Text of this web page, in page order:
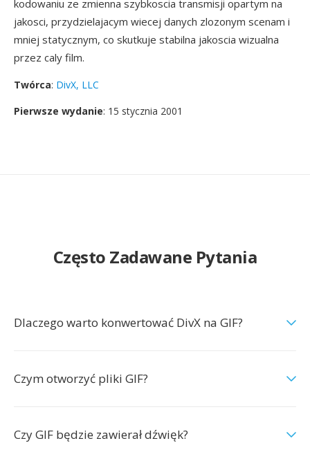
kodowaniu ze zmienna szybkoscia transmisji opartym na
jakosci, przydzielajacym wiecej danych zlozonym scenam i
mniej statycznym, co skutkuje stabilna jakoscia wizualna
przez caly film.
Twórca: DivX, LLC
Pierwsze wydanie: 15 stycznia 2001
Często Zadawane Pytania
Dlaczego warto konwertować DivX na GIF?
Czym otworzyć pliki GIF?
Czy GIF będzie zawierał dźwięk?